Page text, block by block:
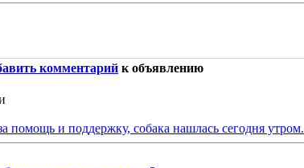
комментарий к объявлению
помощь и поддержку, собака нашлась сегодня утром.